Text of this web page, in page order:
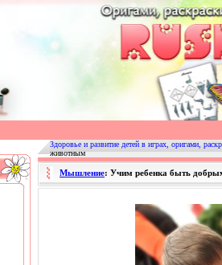
Здоровье и развитие детей в играх, оригами,
животным
Мышление: Учим ребенка быть